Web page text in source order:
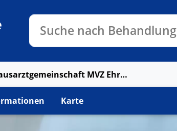
Suche nach Behandlung
Hausarztgemeinschaft MVZ Ehrhard Hain Facharzt für Allgemeinmedizin
Karte